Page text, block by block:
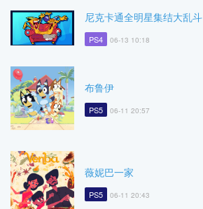
尼克卡通全明星集结大乱斗
PS4 06-13 10:18
布鲁伊
PS5 06-11 20:57
薇妮巴一家
PS5 06-11 20:43